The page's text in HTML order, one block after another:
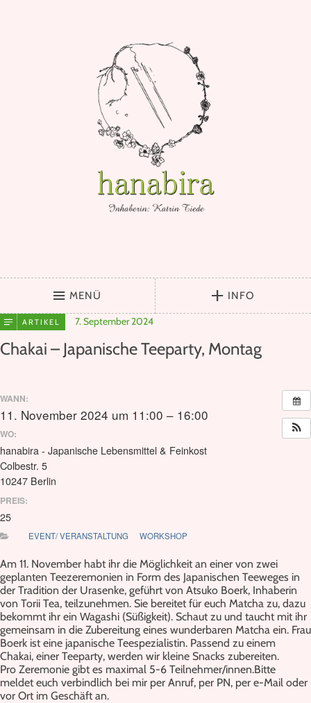
MENÜ INFO
ARTIKEL 7. September 2024
Chakai – Japanische Teeparty, Montag
WANN:
11. November 2024 um 11:00 – 16:00
WO:
hanabira - Japanische Lebensmittel & Feinkost
Colbestr. 5
10247 Berlin
PREIS:
25
EVENT/ VERANSTALTUNG WORKSHOP
Am 11. November habt ihr die Möglichkeit an einer von zwei
geplanten Teezeremonien in Form des Japanischen Teeweges in
der Tradition der Urasenke, geführt von Atsuko Boerk, Inhaberin
von Torii Tea, teilzunehmen. Sie bereitet für euch Matcha zu, dazu
bekommt ihr ein Wagashi (Süßigkeit). Schaut zu und taucht mit ihr
gemeinsam in die Zubereitung eines wunderbaren Matcha ein. Frau
Boerk ist eine japanische Teespezialistin. Passend zu einem
Chakai, einer Teeparty, werden wir kleine Snacks zubereiten.
Pro Zeremonie gibt es maximal 5-6 Teilnehmer/innen.Bitte
meldet euch verbindlich bei mir per Anruf, per PN, per e-Mail oder
vor Ort im Geschäft an.